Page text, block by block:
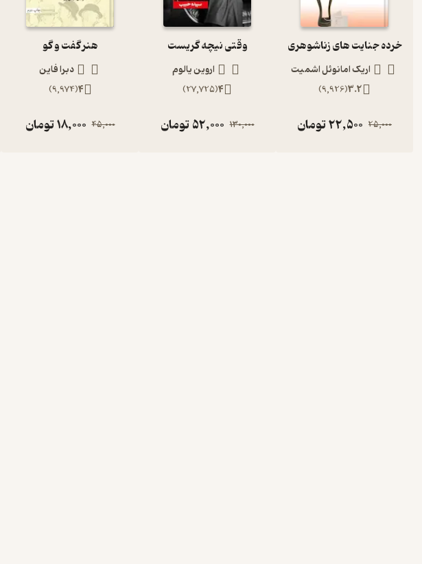
خرده جنایت های زناشوهری
اریک امانوئل اشمیت
3.2
(
9,926
)
25,000
22,500تومان
وقتی نیچه گریست
اروین یالوم
4
(
27,725
)
130,000
52,000تومان
هنر گفت و گو
دبرا فاین
4
(
9,974
)
45,000
18,000تومان